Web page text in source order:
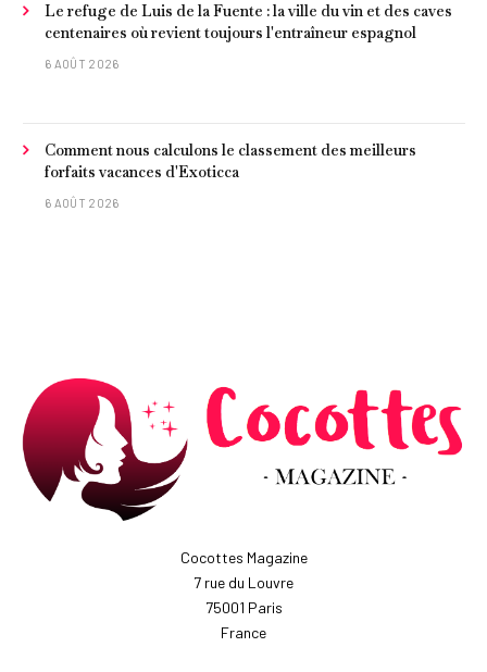
Le refuge de Luis de la Fuente : la ville du vin et des caves
centenaires où revient toujours l'entraîneur espagnol
6 AOÛT 2026
Comment nous calculons le classement des meilleurs
forfaits vacances d'Exoticca
6 AOÛT 2026
Cocottes Magazine
7 rue du Louvre
75001 Paris
France